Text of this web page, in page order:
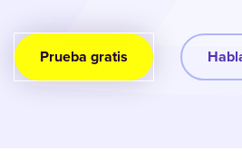
Prueba gratis